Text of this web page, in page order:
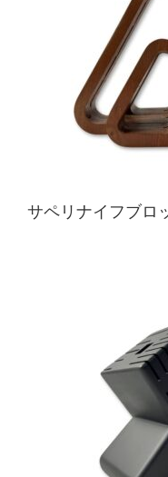
サペリナイフブロ